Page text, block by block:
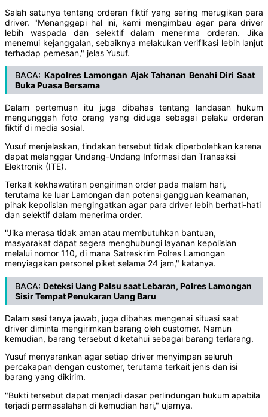
Salah satunya tentang orderan fiktif yang sering merugikan para
driver. "Menanggapi hal ini, kami mengimbau agar para driver
lebih waspada dan selektif dalam menerima orderan. Jika
menemui kejanggalan, sebaiknya melakukan verifikasi lebih lanjut
terhadap pemesan," jelas Yusuf.
BACA: Kapolres Lamongan Ajak Tahanan Benahi Diri Saat
Buka Puasa Bersama
Dalam pertemuan itu juga dibahas tentang landasan hukum
mengunggah foto orang yang diduga sebagai pelaku orderan
fiktif di media sosial.
Yusuf menjelaskan, tindakan tersebut tidak diperbolehkan karena
dapat melanggar Undang-Undang Informasi dan Transaksi
Elektronik (ITE).
Terkait kekhawatiran pengiriman order pada malam hari,
terutama ke luar Lamongan dan potensi gangguan keamanan,
pihak kepolisian mengingatkan agar para driver lebih berhati-hati
dan selektif dalam menerima order.
"Jika merasa tidak aman atau membutuhkan bantuan,
masyarakat dapat segera menghubungi layanan kepolisian
melalui nomor 110, di mana Satreskrim Polres Lamongan
menyiagakan personel piket selama 24 jam," katanya.
BACA: Deteksi Uang Palsu saat Lebaran, Polres Lamongan
Sisir Tempat Penukaran Uang Baru
Dalam sesi tanya jawab, juga dibahas mengenai situasi saat
driver diminta mengirimkan barang oleh customer. Namun
kemudian, barang tersebut diketahui sebagai barang terlarang.
Yusuf menyarankan agar setiap driver menyimpan seluruh
percakapan dengan customer, terutama terkait jenis dan isi
barang yang dikirim.
"Bukti tersebut dapat menjadi dasar perlindungan hukum apabila
terjadi permasalahan di kemudian hari," ujarnya.